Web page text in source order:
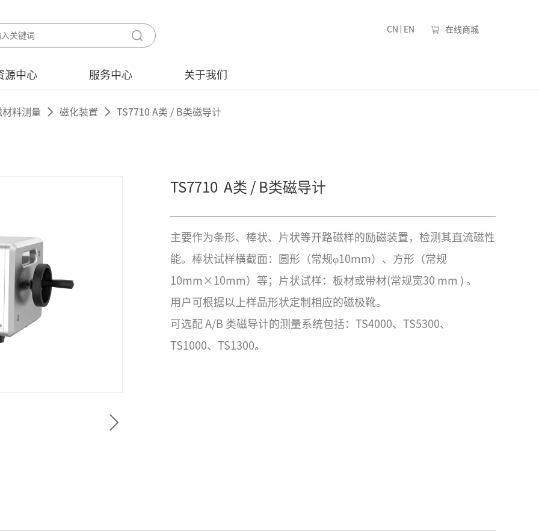
CN EN 在线商城
源中心 服务中心 关于我们
材料测量 磁化装置 TS7710 A类 / B类磁导计
TS7710 A类 / B类磁导计
主要作为条形、棒状、片状等开路磁样的励磁装置，检测其直流磁性
能。棒状试样横截面：圆形（常规φ10mm）、方形（常规
10mm×10mm）等；片状试样：板材或带材(常规宽30 mm ) 。
用户可根据以上样品形状定制相应的磁极靴。
可选配 A/B 类磁导计的测量系统包括：TS4000、TS5300、
TS1000、TS1300。